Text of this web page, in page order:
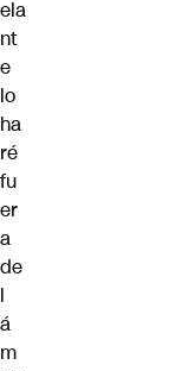
ela
nt
e
lo
ha
ré
fu
er
a
de
l
á
m